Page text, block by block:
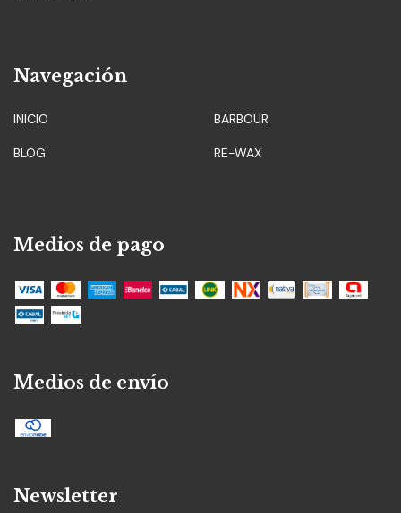
Navegación
INICIO BARBOUR
BLOG RE-WAX
Medios de pago
Medios de envío
Newsletter